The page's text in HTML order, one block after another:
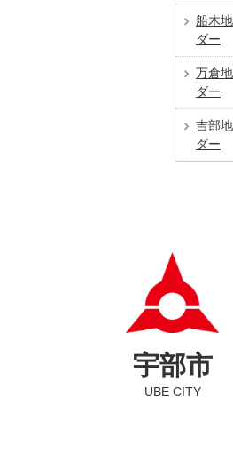
船木
ダー
万倉
ダー
吉部
ダー
宇部市
UBE CITY